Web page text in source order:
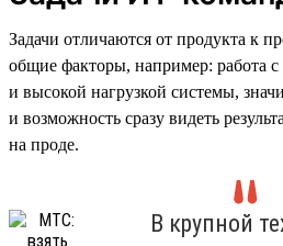
Задачи отличаются от продукта к
общие факторы, например: работа
и высокой нагрузкой системы,
и возможность сразу видеть
на проде.
В крупной